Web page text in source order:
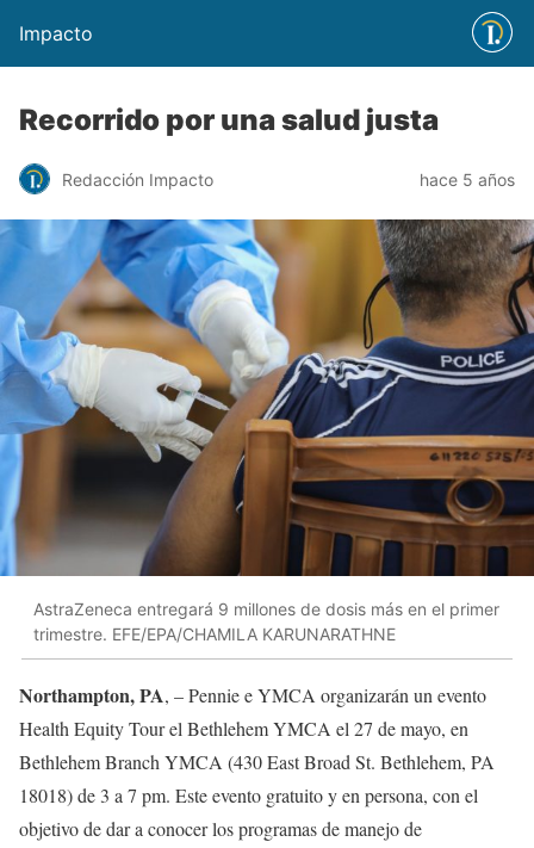
Impacto
Recorrido por una salud justa
Redacción Impacto hace 5 años
AstraZeneca entregará 9 millones de dosis más en el primer
trimestre. EFE/EPA/CHAMILA KARUNARATHNE
Northampton, PA, – Pennie e YMCA organizarán un evento
Health Equity Tour el Bethlehem YMCA el 27 de mayo, en
Bethlehem Branch YMCA (430 East Broad St. Bethlehem, PA
18018) de 3 a 7 pm. Este evento gratuito y en persona, con el
objetivo de dar a conocer los programas de manejo de